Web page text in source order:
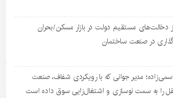
از دخالت‌های مستقیم دولت در بازار مسکن/بحران
در صنعت ساختمان
مدیر جوانی که با رویکردی شفاف، صنعت
را به سمت نوسازی و اشتغال‌زایی سوق داده است